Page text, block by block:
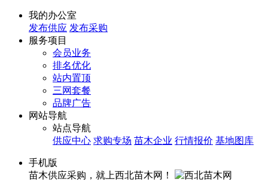
我的办公室
发布供应 发布采购
服务项目
会员业务
排名优化
站内置顶
三网套餐
品牌广告
网站导航
站点导航
供应中心 求购专场 苗木企业 行情报价 基地图库
手机版
苗木供应采购，就上西北苗木网！